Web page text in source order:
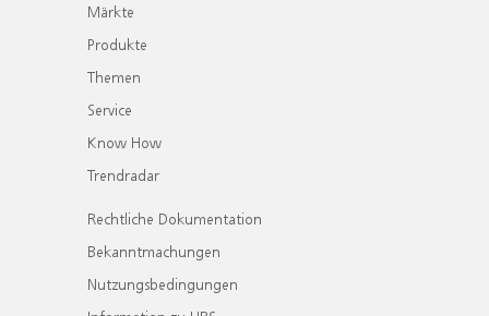
Märkte
Produkte
Themen
Service
Know How
Trendradar
Rechtliche Dokumentation
Bekanntmachungen
Nutzungsbedingungen